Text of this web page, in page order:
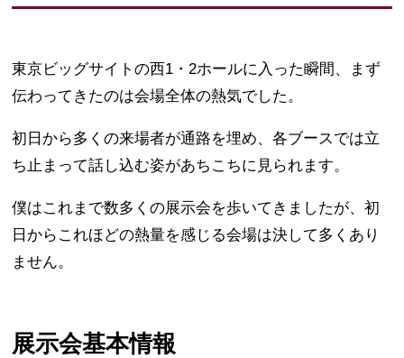
東京ビッグサイトの西1・2ホールに入った瞬間、まず
伝わってきたのは会場全体の熱気でした。
初日から多くの来場者が通路を埋め、各ブースでは立
ち止まって話し込む姿があちこちに見られます。
僕はこれまで数多くの展示会を歩いてきましたが、初
日からこれほどの熱量を感じる会場は決して多くあり
ません。
展示会基本情報